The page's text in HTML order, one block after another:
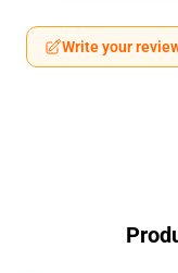
Write your